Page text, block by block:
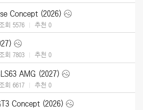
Concept (2026)
조회 5576 추천 0
조회 7803 추천 0
AMG (2027)
조회 6617 추천 0
Concept (2026)